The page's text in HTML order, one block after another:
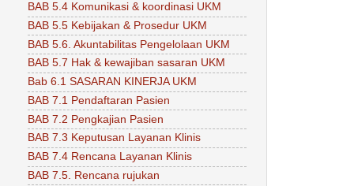
BAB 5.4 Komunikasi & koordinasi UKM
BAB 5.5 Kebijakan & Prosedur UKM
BAB 5.6. Akuntabilitas Pengelolaan UKM
BAB 5.7 Hak & kewajiban sasaran UKM
Bab 6.1 SASARAN KINERJA UKM
BAB 7.1 Pendaftaran Pasien
BAB 7.2 Pengkajian Pasien
BAB 7.3 Keputusan Layanan Klinis
BAB 7.4 Rencana Layanan Klinis
BAB 7.5. Rencana rujukan